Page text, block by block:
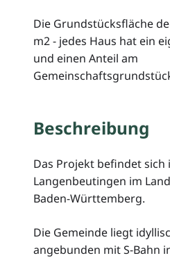
Die Grundstücksfläche
m2 - jedes Haus hat ein
und einen Anteil am
Beschreibung
Das Projekt befindet
Langenbeutingen im
Baden-Württemberg.
Die Gemeinde liegt
angebunden mit S-Bahn